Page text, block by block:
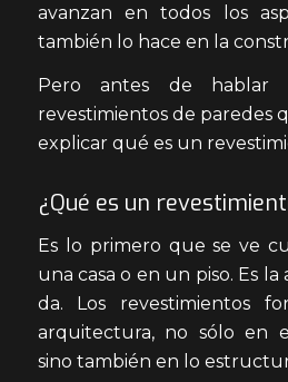
avanzan en todos los
también lo hace en la
Pero antes de
revestimientos de paredes
explicar qué es un
¿Qué es un
Es lo primero que se ve
una casa o en un piso. Es
da. Los revestimientos
arquitectura, no sólo en
sino también en lo